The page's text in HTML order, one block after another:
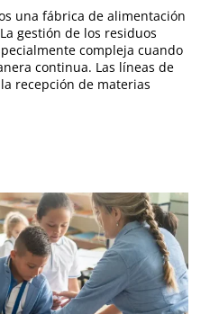
una fábrica de alimentación
gestión de los residuos
compleja cuando
continua. Las líneas de
recepción de materias